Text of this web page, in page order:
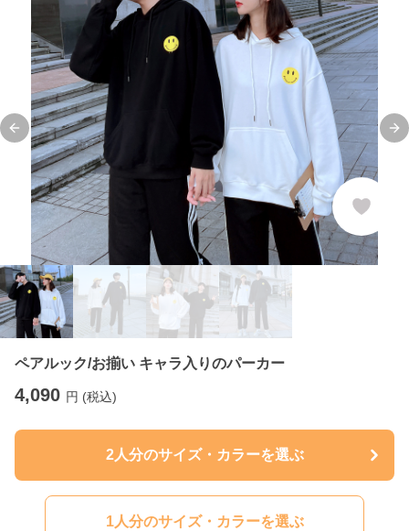
Previous slide
ペアルック/お揃い キャラ入りのパーカー
4,090 円 (税込)
2人分のサイズ・カラーを選ぶ
1人分のサイズ・カラーを選ぶ